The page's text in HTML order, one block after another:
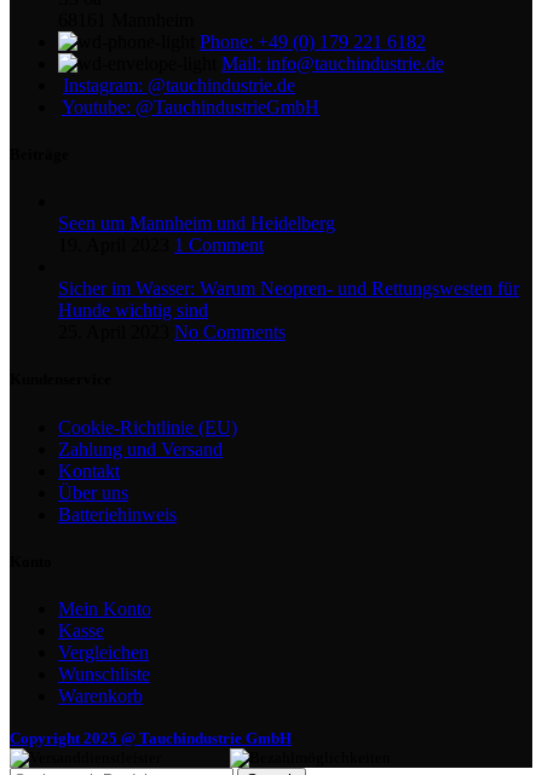
Phone: +49 (0) 179 221 6182
Mail: info@tauchindustrie.de
Instagram: @tauchindustrie.de
Youtube: @TauchindustrieGmbH
Seen um Mannheim und Heidelberg
1 Comment
Sicher im Wasser: Warum Neopren- und Rettungswesten für
Hunde wichtig sind
No Comments
Cookie-Richtlinie (EU)
Zahlung und Versand
Kontakt
Über uns
Batteriehinweis
Mein Konto
Kasse
Vergleichen
Wunschliste
Warenkorb
Copyright 2025 @ Tauchindustrie GmbH